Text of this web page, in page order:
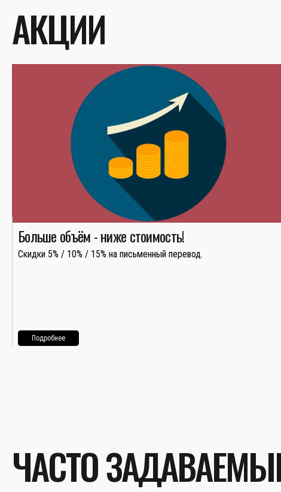
АКЦИИ
Больше объём - ниже стоимость!
Скидки 5% / 10% / 15% на письменный перевод.
Подробнее
ЧАСТО